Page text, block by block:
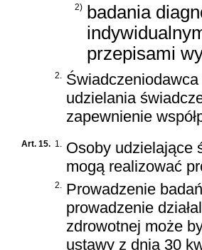
2)
badania
przepisami
2.
udzielania
zapewnienie
Art. 15. 1. Osoby udzielające
mogą realizować
2. Prowadzenie
prowadzenie
zdrowotnej może
ustawy z dnia 30